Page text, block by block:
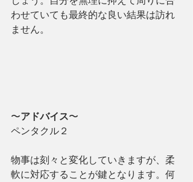
わせていても最終的な良い結果は訪れ
ません。
〜アドバイス〜
ペンタクル２
物事は刻々と変化していきますが、柔
軟に対応することが鍵となります。何